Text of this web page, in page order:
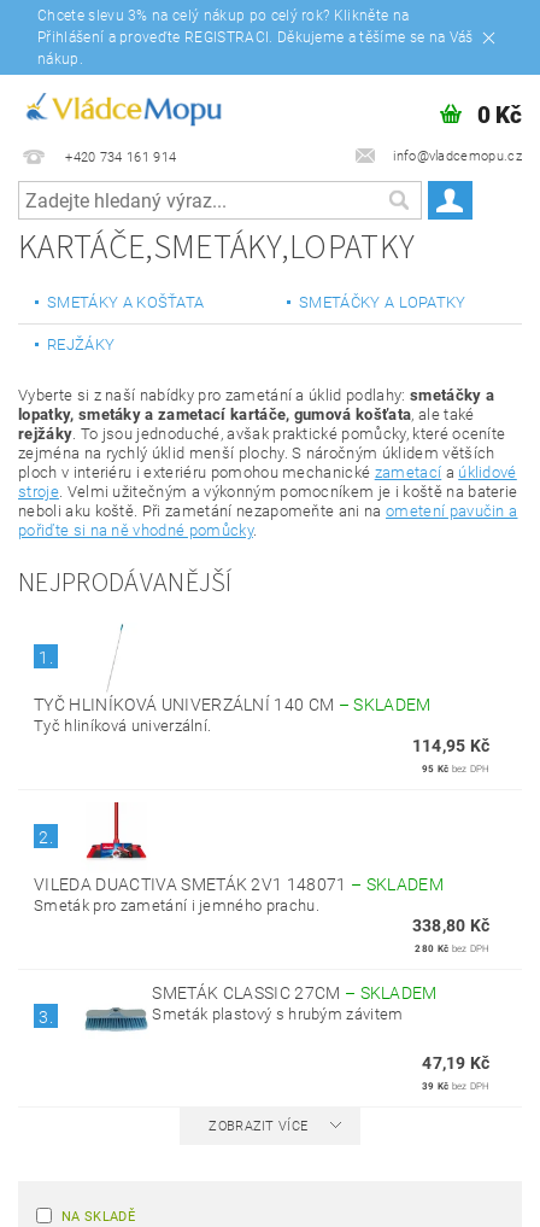
Chcete slevu 3% na celý nákup po celý rok? Klikněte na
Přihlášení a proveďte REGISTRACI. Děkujeme a těšíme se na Váš
nákup.
+420 734 161 914 info@vladcemopu.cz
0 Kč
KARTÁČE,SMETÁKY,LOPATKY
SMETÁKY A KOŠŤATA SMETÁČKY A LOPATKY
REJŽÁKY
Vyberte si z naší nabídky pro zametání a úklid podlahy: smetáčky a
lopatky, smetáky a zametací kartáče, gumová košťata, ale také
rejžáky. To jsou jednoduché, avšak praktické pomůcky, které oceníte
zejména na rychlý úklid menší plochy. S náročným úklidem větších
ploch v interiéru i exteriéru pomohou mechanické zametací a úklidové
stroje. Velmi užitečným a výkonným pomocníkem je i koště na baterie
neboli aku koště. Při zametání nezapomeňte ani naometení pavučin a
pořiďte si na ně vhodné pomůcky.
NEJPRODÁVANĚJŠÍ
1.
TYČ HLINÍKOVÁ UNIVERZÁLNÍ 140 CM –SKLADEM
Tyč hliníková univerzální.
114,95 Kč
95 Kč bez DPH
2.
VILEDA DUACTIVA SMETÁK 2V1 148071 – SKLADEM
Smeták pro zametání i jemného prachu.
338,80 Kč
280 Kč bez DPH
3.
SMETÁK CLASSIC 27CM – SKLADEM
Smeták plastový s hrubým závitem
47,19 Kč
39 Kč bez DPH
ZOBRAZIT VÍCE
NA SKLADĚ